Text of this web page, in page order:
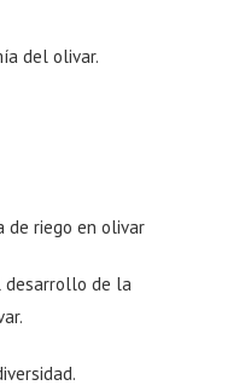
del olivar.
de riego en olivar
desarrollo de la